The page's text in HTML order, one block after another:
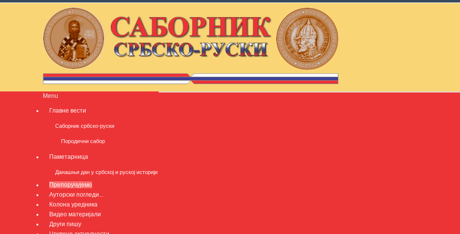
Menu
Главне вести
Саборник србско-руски
Породични сабор
Паметарница
Данашњи дан у србској и руској историји
Препоручујемо
Ауторски погледи...
Колона уредника
Видео материјали
Други пишу